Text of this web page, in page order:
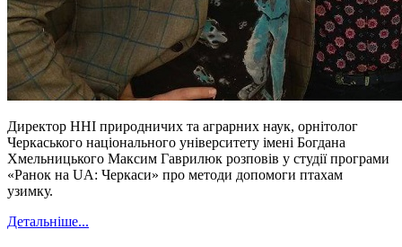
Директор ННІ природничих та аграрних наук, орнітолог
Черкаського національного університету імені Богдана
Хмельницького Максим Гаврилюк розповів у студії програми
«Ранок на UA: Черкаси» про методи допомоги птахам
узимку.
Детальніше...